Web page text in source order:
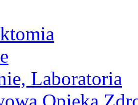
Laboratoria